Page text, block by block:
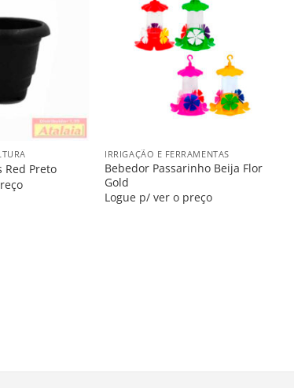
Red Preto
IRRIGAÇÃO E FERRAMENTAS
Bebedor Passarinho Beija Flor
Gold
Logue p/ ver o preço